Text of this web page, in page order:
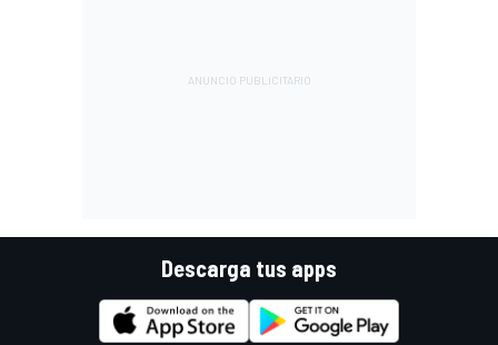
Descarga tus apps